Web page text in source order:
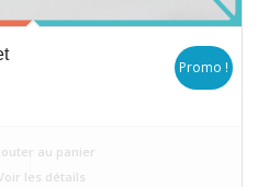
Promo !
au panier
les détails